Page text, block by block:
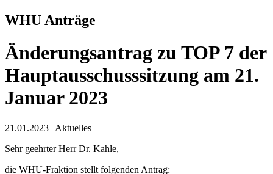
WHU Anträge
Änderungsantrag zu TOP 7 der
Hauptausschusssitzung am 21.
Januar 2023
21.01.2023 | Aktuelles
Sehr geehrter Herr Dr. Kahle,
die WHU-Fraktion stellt folgenden Antrag: